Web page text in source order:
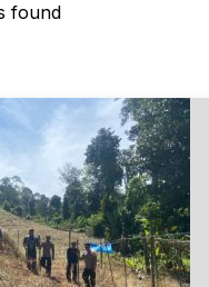
found